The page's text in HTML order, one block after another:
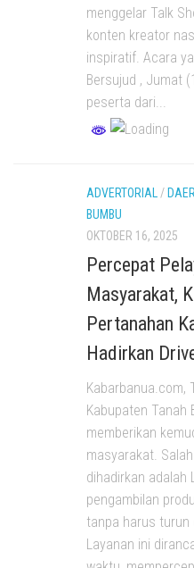
menggelar Talk
konten kreator
inspiratif. Acara
Bersujud , Jumat
peserta dari...
ADVERTORIAL /
BUMBU
OKTOBER 16, 2025
Percepat
Masyarakat,
Pertanahan
Hadirkan
Kabarbanua.com,
Kabupaten Tanah
memberikan
masyarakat.
dihadirkan adalah
pengambilan
tanpa harus turun
Layanan ini